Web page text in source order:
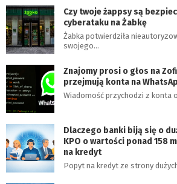
Czy twoje żappsy są
cyberataku na Żabkę
Żabka potwierdziła
swojego…
Znajomy prosi o głos na
przejmują konta na
Wiadomość przychodzi z konta
Dlaczego banki biją się o
KPO o wartości ponad 158
na kredyt
Popyt na kredyt ze strony